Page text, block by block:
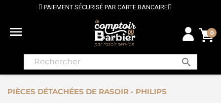
PAIEMENT SÉCURISÉ PAR CARTE BANCAIRE
 0
search
PIÈCES DÉTACHÉES DE RASOIR - PHILIPS